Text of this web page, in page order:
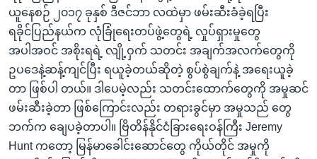
ယူနေစဉ် ၂၀၁၇ ခုနှစ် ဒီဇင်ဘာ လထဲမှာ ဖမ်းဆီးခံခဲ့ရပြီး
ရခိုင်ပြည်နယ်က လုံခြုံရေးတပ်ဖွဲ့တွေရဲ့ လှုပ်ရှားမှုတွေ
အပါအဝင် အစိုးရရဲ့ လျို့ဝှက် သတင်း အချက်အလက်တွေကို
ဥပဒေနဲ့ဆန့်ကျင်ပြီး ရယူခဲ့တယ်ဆိုတဲ့ စွပ်စွဲချက်နဲ့ အရေးယူခဲ့
တာ ဖြစ်ပါ တယ်။ ဒါပေမဲ့လည်း သတင်းထောက်တွေကို အမှုဆင်
ဖမ်းဆီးခဲ့တာ ဖြစ်ကြောင်းလည်း တရားခွင်မှာ အမှုသည် တွေ
ဘက်က ချေပခဲ့တာပါ။ ဗြိတိန်နိုင်ငံခြားရေးဝန်ကြီး Jeremy
Hunt ကတော့ မြန်မာခေါင်းဆောင်တွေ ကိုယ်တိုင် အမှုကို